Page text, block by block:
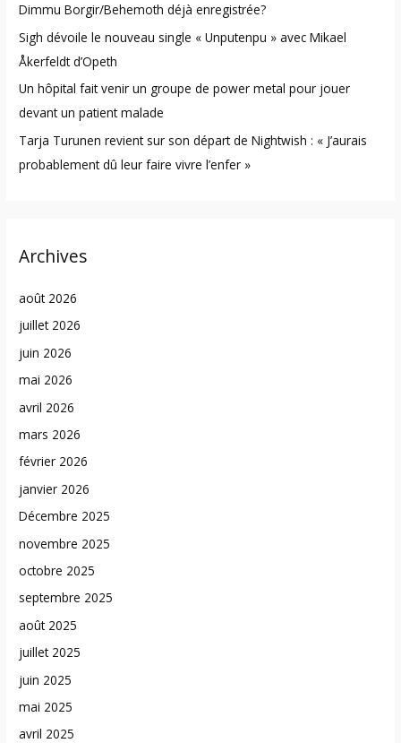
:Dimmu Borgir/Behemoth déjà enregistrée?
Sigh dévoile le nouveau single « Unputenpu » avec Mikael
Åkerfeldt d’Opeth
Un hôpital fait venir un groupe de power metal pour jouer
devant un patient malade
Tarja Turunen revient sur son départ de Nightwish : « J’aurais
probablement dû leur faire vivre l’enfer »
Archives
août 2026
juillet 2026
juin 2026
mai 2026
avril 2026
mars 2026
février 2026
janvier 2026
Décembre 2025
novembre 2025
octobre 2025
septembre 2025
août 2025
juillet 2025
juin 2025
mai 2025
avril 2025